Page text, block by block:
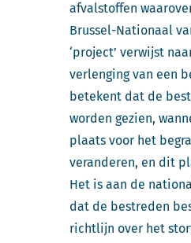
afvalstoffen
Brussel-Nationaal
‘project’ verwijst
verlenging van een
betekent dat de
worden gezien,
plaats voor het
veranderen, en dit
Het is aan de
dat de bestreden
richtlijn over het